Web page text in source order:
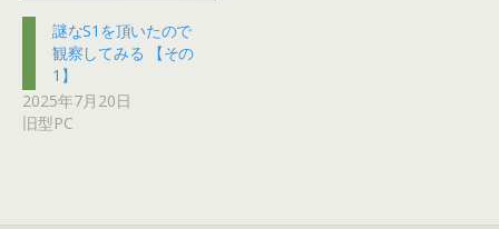
謎なS1を頂いたので
観察してみる 【その
1】
2025年7月20日
旧型PC